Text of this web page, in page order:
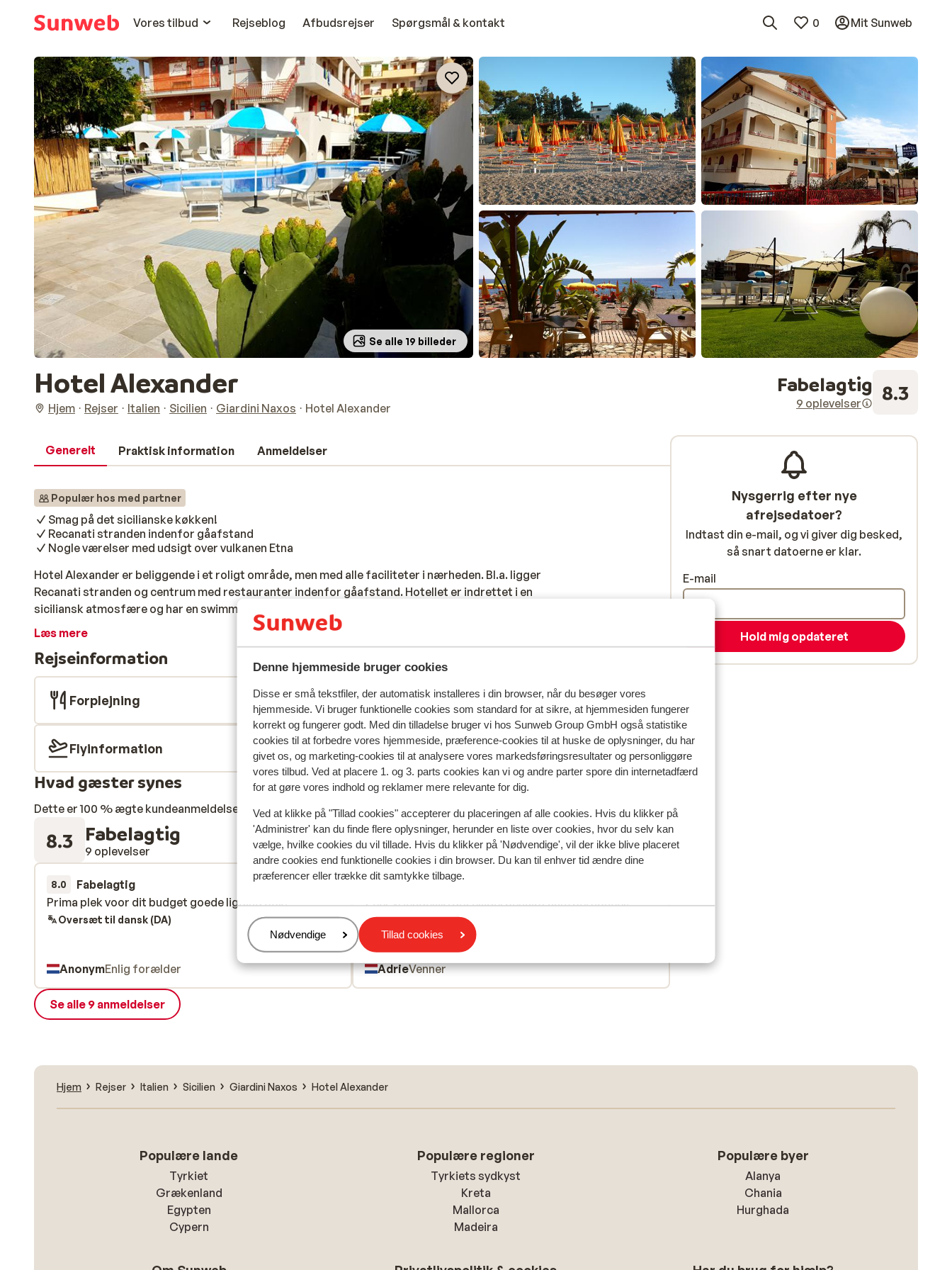
Denne hjemmeside bruger cookies
Disse er små tekstfiler, der automatisk installeres i din browser, når du besøger vores
hjemmeside. Vi bruger funktionelle cookies som standard for at sikre, at hjemmesiden fungerer
korrekt og fungerer godt. Med din tilladelse bruger vi hos Sunweb Group GmbH også statistike
cookies til at forbedre vores hjemmeside, præference-cookies til at huske de oplysninger, du har
givet os, og marketing-cookies til at analysere vores markedsføringsresultater og personliggøre
vores tilbud. Ved at placere 1. og 3. parts cookies kan vi og andre parter spore din internetadfærd
for at gøre vores indhold og reklamer mere relevante for dig.
Ved at klikke på "Tillad cookies" accepterer du placeringen af alle cookies. Hvis du klikker på
'Administrer' kan du finde flere oplysninger, herunder en liste over cookies, hvor du selv kan
vælge, hvilke cookies du vil tillade. Hvis du klikker på 'Nødvendige', vil der ikke blive placeret
andre cookies end funktionelle cookies i din browser. Du kan til enhver tid ændre dine
præferencer eller trække dit samtykke tilbage.
Administrer
Nødvendige Tillad cookies
Vores tilbud
Rejseblog Afbudsrejser Spørgsmål & kontakt 0 Mit Sunweb
Se alle 19 billeder
Hotel Alexander
Hjem Rejser Italien Sicilien Giardini Naxos Hotel Alexander
Fabelagtig
9 oplevelser 8.3
Generelt Praktisk information Anmeldelser
Populær hos med partner
Smag på det sicilianske køkken!
Recanati stranden indenfor gåafstand
Nogle værelser med udsigt over vulkanen Etna
Hotel Alexander er beliggende i et roligt område, men med alle faciliteter i nærheden. Bl.a. ligger
Recanati stranden og centrum med restauranter indenfor gåafstand. Hotellet er indrettet i en
siciliansk atmosfære og har en swimmingpool til afkøling i de varme sommerdage. Hver dag
servere hotellets restaurant et bredt udvalg af retter, herunder de lækreste italienske retter!
Du indkvarteres i dejlige værelser, hvor nogle endda har altaner med udsigt over vulkanen Etna.
Læs mere
Rejseinformation
Forplejning
Flyinformation
Hvad gæster synes
Dette er 100 % ægte kundeanmeldelser, der ærligt afspejler deres oplevelser med vores produkt. Mere om anmeldelser
8.3 Fabelagtig
9 oplevelser Mest booket af med partner
8.0 Fabelagtig
Prima plek voor dit budget goede ligging ook.
Prima plek voor dit budget goede ligging ook.
Oversæt til dansk (DA)
AnonymEnlig forælder
Fabelagtig
Zeer vriendelijk/gezellige/behulpzaam personeel.
Kamers schoon, iedere dag schone handdoeken en bed
opgemaakt.
Zeer vriendelijk/gezellige/behulpzaam personeel.
Kamers schoon, iedere dag schone handdoeken en bed
opgemaakt.
Oversæt til dansk (DA)
AdrieVenner
Se alle 9 anmeldelser
Nysgerrig efter nye
afrejsedatoer?
Indtast din e-mail, og vi giver dig besked,
så snart datoerne er klar.
E-mail
Hold mig opdateret
Hjem Rejser Italien Sicilien Giardini Naxos Hotel Alexander
Populære lande
Tyrkiet
Grækenland
Egypten
Cypern
Populære regioner
Tyrkiets sydkyst
Kreta
Mallorca
Madeira
Populære byer
Alanya
Chania
Hurghada